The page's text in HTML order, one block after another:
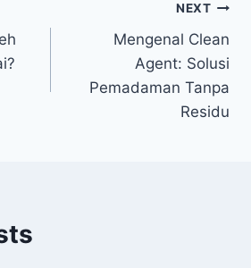
NEXT
Mengenal Clean
Agent: Solusi
Pemadaman Tanpa
Residu